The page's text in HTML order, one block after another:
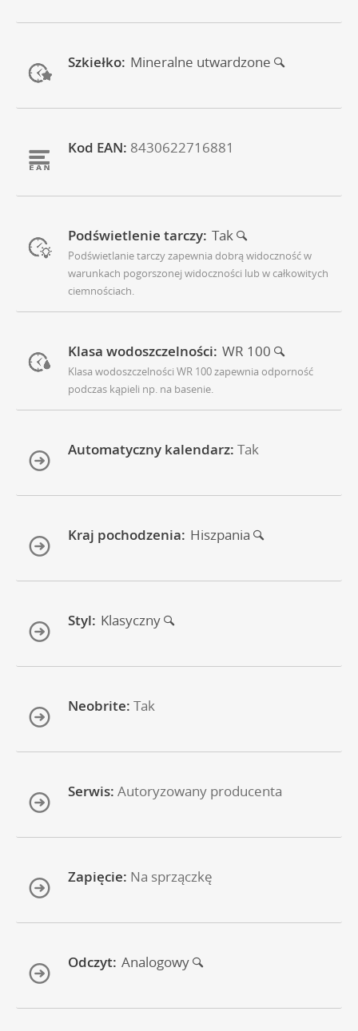
Szkiełko: Mineralne utwardzone
Kod EAN: 8430622716881
Podświetlenie tarczy: Tak
Podświetlanie tarczy zapewnia dobrą widoczność w
warunkach pogorszonej widoczności lub w całkowitych
ciemnościach.
Klasa wodoszczelności: WR 100
Klasa wodoszczelności WR 100 zapewnia odporność
podczas kąpieli np. na basenie.
Automatyczny kalendarz: Tak
Kraj pochodzenia: Hiszpania
Styl: Klasyczny
Neobrite: Tak
Serwis: Autoryzowany producenta
Zapięcie: Na sprzączkę
Odczyt: Analogowy